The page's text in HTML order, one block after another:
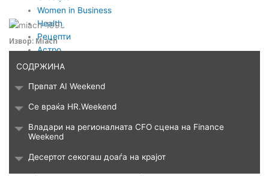
n
Women in Business
Health
Рецепти
Астро
Травел
Блокчејн
Крипто
Гејминг
AR/VR
Tехнологија
Извор: Miach
СОДРЖИНА
Првпат AI Weekend
Се враќа HR.Weekend
Владари на регионалната CFO сцена на Finance
Weekend
Десертот секогаш доаѓа на крајот